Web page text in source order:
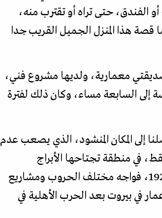
حتى تراه أو تقترب منه،
قصة هذا المنزل الجميل القريب جدا
معمارية، ولديها مشروع فني،
إلى السابعة مساء، وكان ذلك لفترة
إلى المكان المنشود، الذي يصعب عدم
في الطابق الثاني من بناية قديمة مؤلفة من 3 طوابق فقط، في منطقة تجتاحها الأبراج
والفنادق والمشاريع السكنية الكبيرة، وقد ظل هذا المبنى صامدا منذ بنائه في 1925، فواجه مختلف الحروب ومشاريع
في بيروت بعد الحرب الأهلية في